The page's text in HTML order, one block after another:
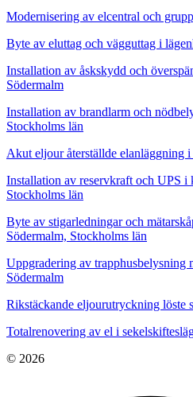
Modernisering av elcentral och
Byte av eluttag och vägguttag i
Installation av åskskydd och
Södermalm
Installation av brandlarm och
Stockholms län
Akut eljour återställde elanläggning
Installation av reservkraft och UPS
Stockholms län
Byte av stigarledningar och
Södermalm, Stockholms län
Uppgradering av trapphusbelysning
Södermalm
Rikstäckande eljourutryckning löste
Totalrenovering av el i
© 2026